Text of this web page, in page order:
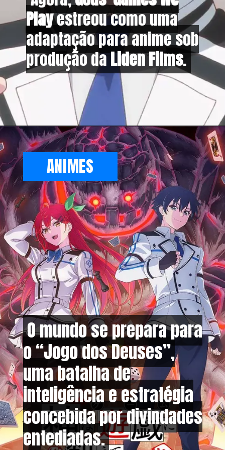
Playestreou como uma
adaptação para anime sob
produção daLiden Films.
Playestreou como uma
adaptação para anime sob
produção daLiden Films.
O mundo se prepara para
o “Jogo dos Deuses”,
uma batalha de
inteligência e estratégia
concebida por divindades
entediadas.
O mundo se prepara para
o “Jogo dos Deuses”,
uma batalha de
inteligência e estratégia
concebida por divindades
entediadas.
ANIMES